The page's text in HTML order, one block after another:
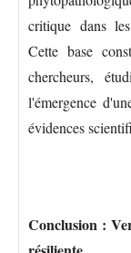
critique dans
Cette base
chercheurs,
l'émergence
évidences
Conclusion :